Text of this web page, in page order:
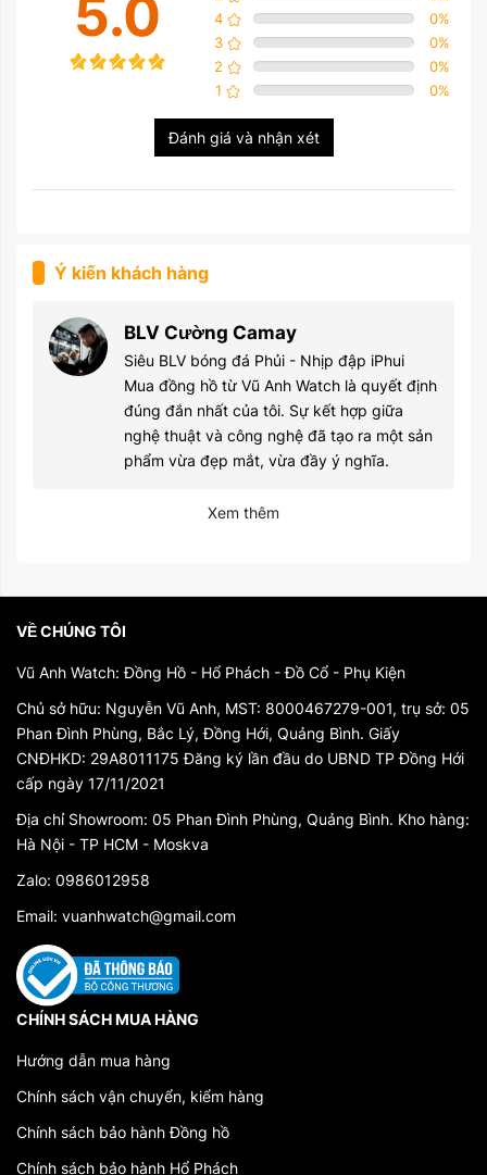
5.0
4
0%
3
0%
2
0%
1
0%
Đánh giá và nhận xét
Ý kiến khách hàng
BLV Cường Camay
Siêu BLV bóng đá Phủi - Nhịp đập iPhui
Mua đồng hồ từ Vũ Anh Watch là quyết định
đúng đắn nhất của tôi. Sự kết hợp giữa
nghệ thuật và công nghệ đã tạo ra một sản
phẩm vừa đẹp mắt, vừa đầy ý nghĩa.
Xem thêm
VỀ CHÚNG TÔI
Vũ Anh Watch: Đồng Hồ - Hổ Phách - Đồ Cổ - Phụ Kiện
Chủ sở hữu: Nguyễn Vũ Anh, MST: 8000467279-001, trụ sở: 05
Phan Đình Phùng, Bắc Lý, Đồng Hới, Quảng Bình. Giấy
CNĐHKD: 29A8011175 Đăng ký lần đầu do UBND TP Đồng Hới
cấp ngày 17/11/2021
Địa chỉ Showroom: 05 Phan Đình Phùng, Quảng Bình. Kho hàng:
Hà Nội - TP HCM - Moskva
Zalo: 0986012958
Email: vuanhwatch@gmail.com
CHÍNH SÁCH MUA HÀNG
Hướng dẫn mua hàng
Chính sách vận chuyển, kiểm hàng
Chính sách bảo hành Đồng hồ
Chính sách bảo hành Hổ Phách